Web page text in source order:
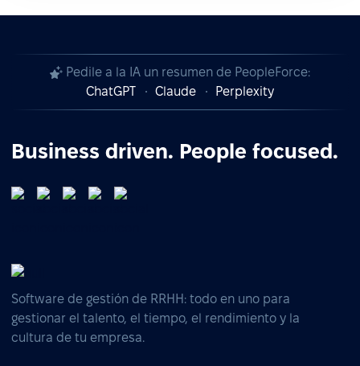
Pedile a la IA un resumen de PeopleForce:
ChatGPT
Claude Perplexity
Business driven. People focused.
Software de gestión de RRHH: todo en uno para
gestionar el talento, el tiempo, el rendimiento y la
cultura de tu empresa.